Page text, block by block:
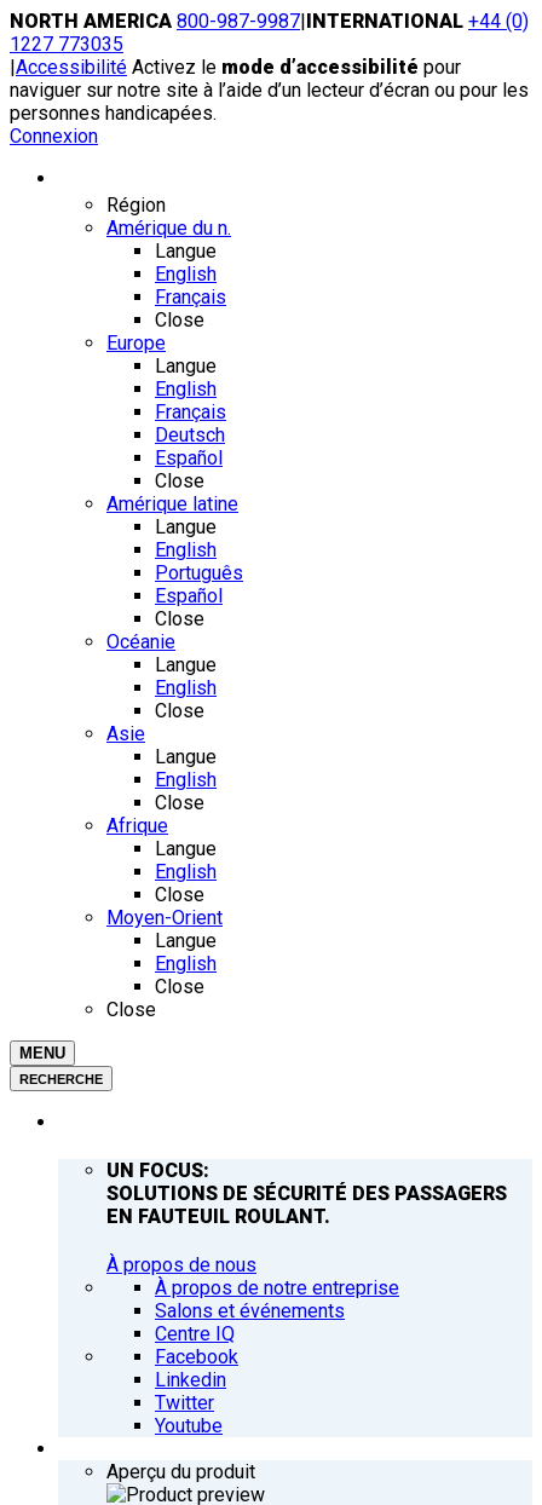
Skip
to
content
NORTH AMERICA 800-987-9987|INTERNATIONAL +44 (0)
1227 773035
|Accessibilité Activez le mode d’accessibilité pour
naviguer sur notre site à l’aide d’un lecteur d’écran ou pour les
personnes handicapées.
Connexion
Région
Amérique du n.
Langue
English
Français
Close
Europe
Langue
English
Français
Deutsch
Español
Close
Amérique latine
Langue
English
Português
Español
Close
Océanie
Langue
English
Close
Asie
Langue
English
Close
Afrique
Langue
English
Close
Moyen-Orient
Langue
English
Close
Close
MENU
RECHERCHE
UN FOCUS:
SOLUTIONS DE SÉCURITÉ DES PASSAGERS
EN FAUTEUIL ROULANT.
À propos de nous
À propos de notre entreprise
Salons et événements
Centre IQ
Facebook
Linkedin
Twitter
Youtube
Aperçu du produit